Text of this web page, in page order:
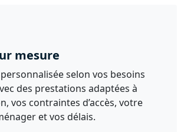
mesure
selon vos besoins
des prestations adaptées à
vos contraintes d’accès, votre
et vos délais.